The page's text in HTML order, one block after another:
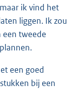
ik vind het
liggen. Ik zou
een tweede
een goed
bij een